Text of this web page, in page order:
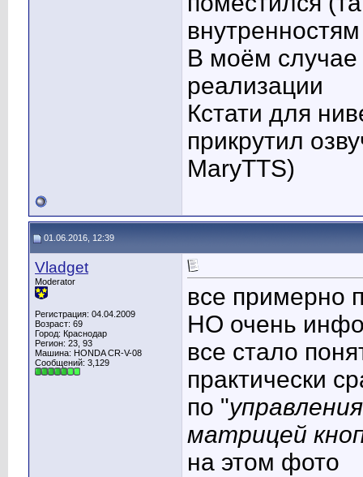
В моём случае
реализации
Кстати для
прикрутил
MaryTTS)
01.06.2016, 12:39
Vladget
Moderator
Регистрация: 04.04.2009
Возраст: 69
Город: Краснодар
Регион: 23, 93
Машина: HONDA CR-V-08
Сообщений: 3,129
все примерно
НО очень
все стало
практически
по "
матрицей
на этом фото